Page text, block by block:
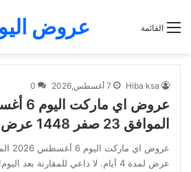
عروض القائمة
Hiba ksa 7 أغسطس,2026 0
الموافق 23 صفر 1448 عرض لمدة 4 أيام
عرض لمدة 4 أيام. لا داعي للمقارنة بعد